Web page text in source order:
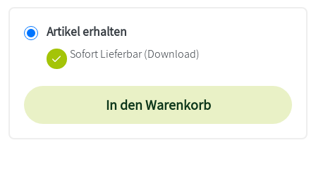
Artikel erhalten
Sofort Lieferbar (Download)
In den Warenkorb